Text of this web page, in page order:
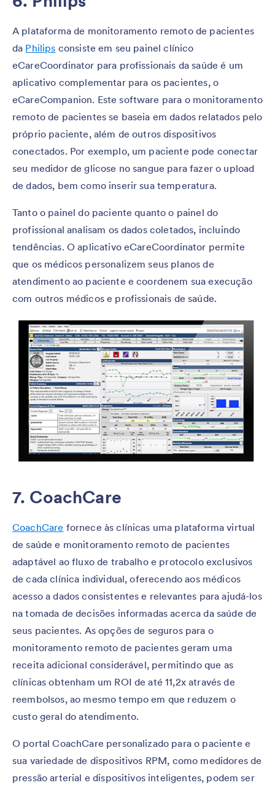
A plataforma de monitoramento remoto de pacientes
da Philips consiste em seu painel clínico
eCareCoordinator para profissionais da saúde é um
aplicativo complementar para os pacientes, o
eCareCompanion. Este software para o monitoramento
remoto de pacientes se baseia em dados relatados pelo
próprio paciente, além de outros dispositivos
conectados. Por exemplo, um paciente pode conectar
seu medidor de glicose no sangue para fazer o upload
de dados, bem como inserir sua temperatura.
Tanto o painel do paciente quanto o painel do
profissional analisam os dados coletados, incluindo
tendências. O aplicativo eCareCoordinator permite
que os médicos personalizem seus planos de
atendimento ao paciente e coordenem sua execução
com outros médicos e profissionais de saúde.
7. CoachCare
CoachCare fornece às clínicas uma plataforma virtual
de saúde e monitoramento remoto de pacientes
adaptável ao fluxo de trabalho e protocolo exclusivos
de cada clínica individual, oferecendo aos médicos
acesso a dados consistentes e relevantes para ajudá-los
na tomada de decisões informadas acerca da saúde de
seus pacientes. As opções de seguros para o
monitoramento remoto de pacientes geram uma
receita adicional considerável, permitindo que as
clínicas obtenham um ROI de até 11,2x através de
reembolsos, ao mesmo tempo em que reduzem o
custo geral do atendimento.
O portal CoachCare personalizado para o paciente e
sua variedade de dispositivos RPM, como medidores de
pressão arterial e dispositivos inteligentes, podem ser